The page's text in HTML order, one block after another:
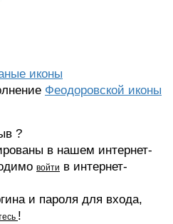
иконы
Феодоровской иконы
?
в нашем интернет-
войти в интернет-
и пароля для входа,
!